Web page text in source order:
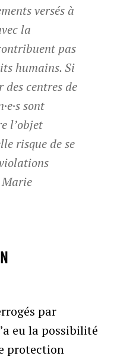
versés à
la
pas
humains. Si
des centres de
sont
l’objet
risque de se
Marie
par
eu la possibilité
protection